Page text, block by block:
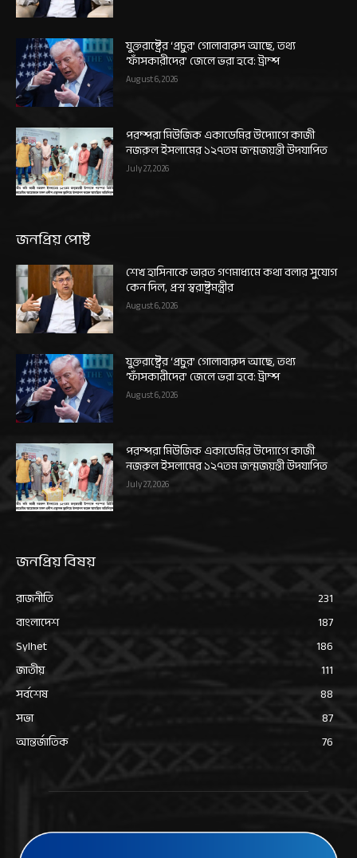
যুক্তরাষ্ট্রের ‘প্রচুর’ গোলাবারুদ আছে, তথ্য
‘ফাঁসকারীদের’ জেলে ভরা হবে: ট্রাম্প
August 6, 2026
পরম্পরা মিউজিক একাডেমির উদ্যোগে কাজী
নজরুল ইসলামের ১২৭তম জন্মজয়ন্তী উদযাপিত
July 27, 2026
জনপ্রিয় পোষ্ট
শেখ হাসিনাকে ভারত গণমাধ্যমে কথা বলার সুযোগ
কেন দিল, প্রশ্ন স্বরাষ্ট্রমন্ত্রীর
August 6, 2026
যুক্তরাষ্ট্রের ‘প্রচুর’ গোলাবারুদ আছে, তথ্য
‘ফাঁসকারীদের’ জেলে ভরা হবে: ট্রাম্প
August 6, 2026
পরম্পরা মিউজিক একাডেমির উদ্যোগে কাজী
নজরুল ইসলামের ১২৭তম জন্মজয়ন্তী উদযাপিত
July 27, 2026
জনপ্রিয় বিষয়
রাজনীতি
231
বাংলাদেশ
187
Sylhet
186
জাতীয়
111
সর্বশেষ
88
সভা
87
আন্তর্জাতিক
76